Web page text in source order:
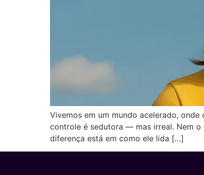
Vivemos em um mundo acelerado,
controle é sedutora — mas irreal. Nem o
diferença está em como ele lida […]